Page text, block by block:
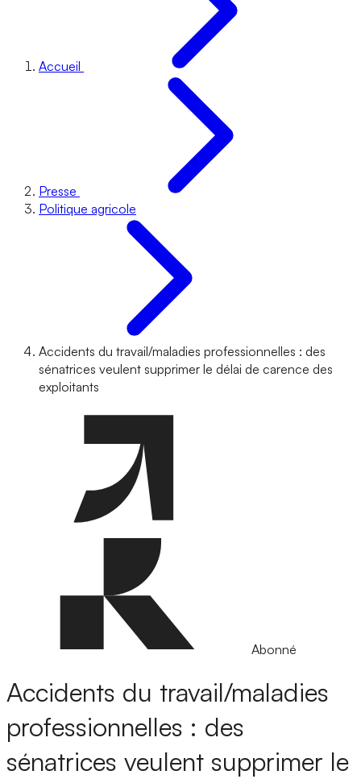
Accueil
Presse
Politique agricole
Accidents du travail/maladies professionnelles : des
sénatrices veulent supprimer le délai de carence des
exploitants
Abonné
Accidents du travail/maladies
professionnelles : des
sénatrices veulent supprimer le